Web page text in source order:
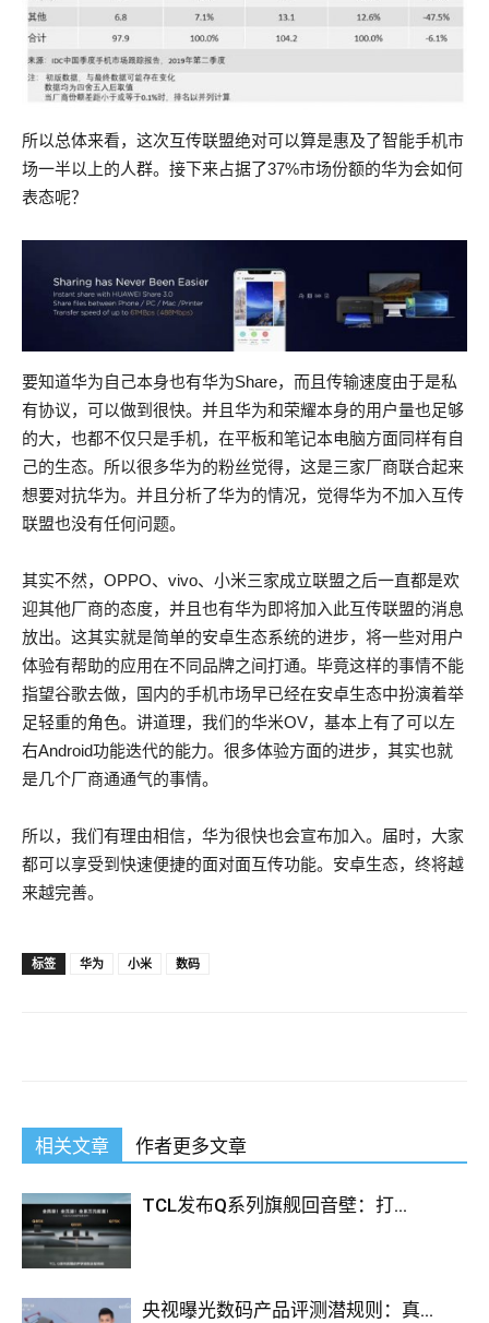
所以总体来看，这次互传联盟绝对可以算是惠及了智能手机市
场一半以上的人群。接下来占据了37%市场份额的华为会如何
表态呢？
要知道华为自己本身也有华为Share，而且传输速度由于是私
有协议，可以做到很快。并且华为和荣耀本身的用户量也足够
的大，也都不仅只是手机，在平板和笔记本电脑方面同样有自
己的生态。所以很多华为的粉丝觉得，这是三家厂商联合起来
想要对抗华为。并且分析了华为的情况，觉得华为不加入互传
联盟也没有任何问题。
其实不然，OPPO、vivo、小米三家成立联盟之后一直都是欢
迎其他厂商的态度，并且也有华为即将加入此互传联盟的消息
放出。这其实就是简单的安卓生态系统的进步，将一些对用户
体验有帮助的应用在不同品牌之间打通。毕竟这样的事情不能
指望谷歌去做，国内的手机市场早已经在安卓生态中扮演着举
足轻重的角色。讲道理，我们的华米OV，基本上有了可以左
右Android功能迭代的能力。很多体验方面的进步，其实也就
是几个厂商通通气的事情。
所以，我们有理由相信，华为很快也会宣布加入。届时，大家
都可以享受到快速便捷的面对面互传功能。安卓生态，终将越
来越完善。
标签 华为 小米 数码
相关文章 作者更多文章
TCL发布Q系列旗舰回音壁：打...
央视曝光数码产品评测潜规则：真...